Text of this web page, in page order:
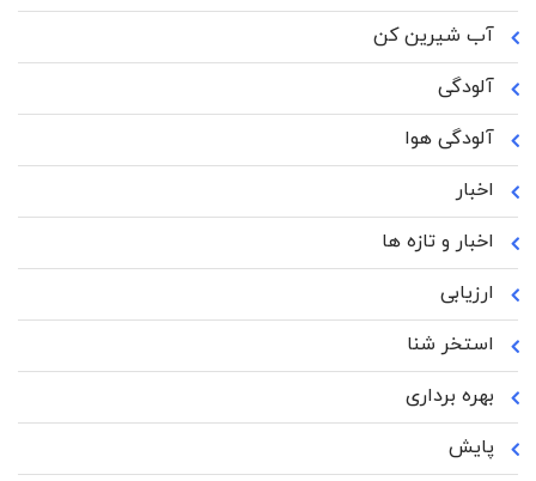
آب شیرین کن
آلودگی
آلودگی هوا
اخبار
اخبار و تازه ها
ارزیابی
استخر شنا
بهره برداری
پایش